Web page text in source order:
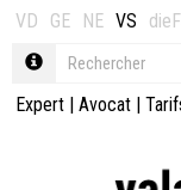
VD GE NE VS
Expert | Avocat |